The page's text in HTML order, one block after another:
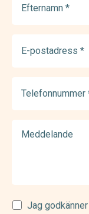
(Required)
postadress
(Required)
Samtycke
Jag